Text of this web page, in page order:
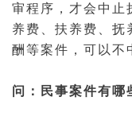
审程序，才会中止
养费、扶养费、抚
酬等案件，可以不
问： 民事案件有哪